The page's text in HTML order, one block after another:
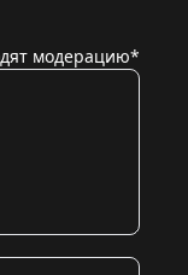
модерацию*